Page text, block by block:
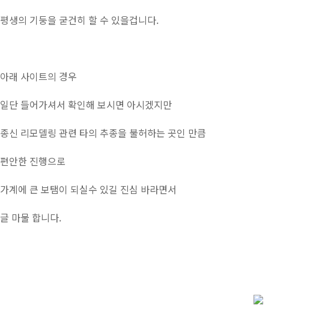
평생의 기둥을 굳건히 할 수 있을겁니다.
아래 사이트의 경우
일단 들어가셔서 확인해 보시면 아시겠지만
종신 리모델링 관련 타의 추종을 불허하는 곳인 만큼
편안한 진행으로
가계에 큰 보탬이 되실수 있길 진심 바라면서
글 마물 합니다.